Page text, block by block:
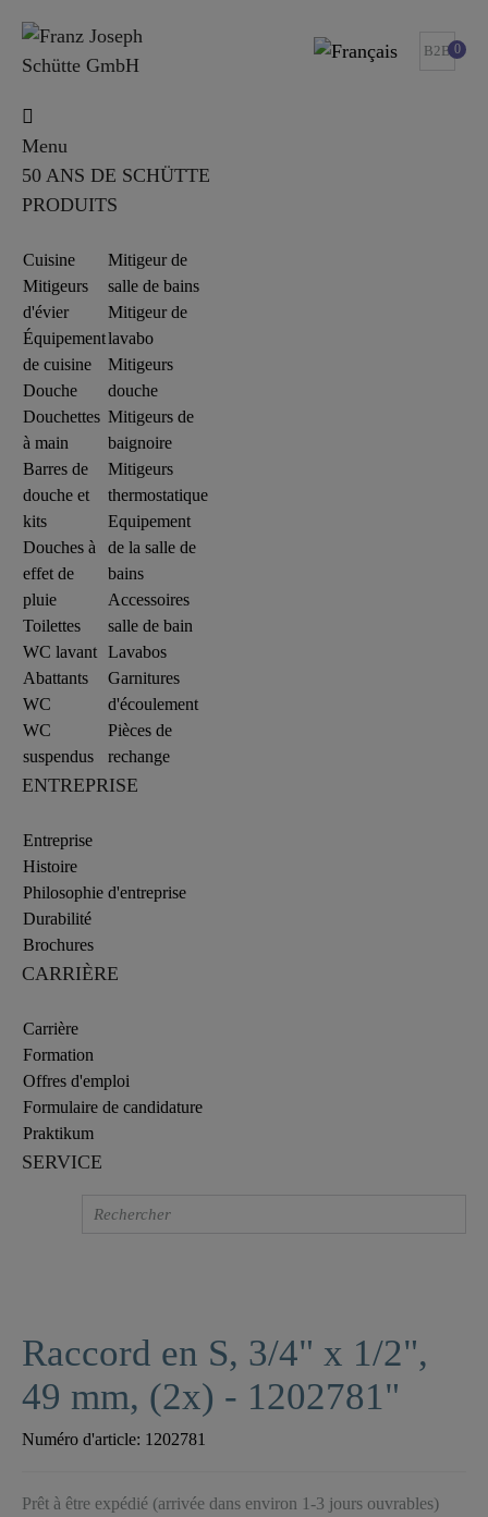
B2B 0
Menu
50 ANS DE SCHÜTTE
PRODUITS
Cuisine
Mitigeurs
d'évier
Équipement
de cuisine
Douche
Douchettes
à main
Barres de
douche et
kits
Douches à
effet de
pluie
Toilettes
WC lavant
Abattants
WC
WC
suspendus
Mitigeur de
salle de bains
Mitigeur de
lavabo
Mitigeurs
douche
Mitigeurs de
baignoire
Mitigeurs
thermostatique
Equipement
de la salle de
bains
Accessoires
salle de bain
Lavabos
Garnitures
d'écoulement
Pièces de
rechange
ENTREPRISE
Entreprise
Histoire
Philosophie d'entreprise
Durabilité
Brochures
CARRIÈRE
Carrière
Formation
Offres d'emploi
Formulaire de candidature
Praktikum
SERVICE
Raccord en S, 3/4" x 1/2",
49 mm, (2x) - 1202781"
Numéro d'article: 1202781
Prêt à être expédié (arrivée dans environ 1-3 jours ouvrables)